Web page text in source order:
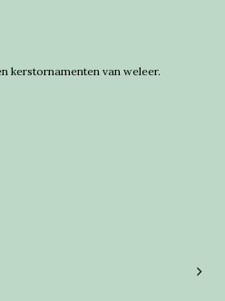
kerstornamenten van weleer.